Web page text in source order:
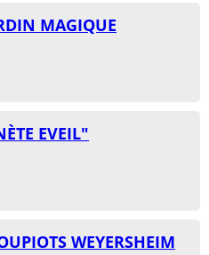
MAGIQUE
EVEIL"
WEYERSHEIM